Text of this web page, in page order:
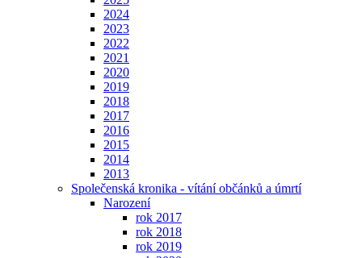
2024
2023
2022
2021
2020
2019
2018
2017
2016
2015
2014
2013
Společenská kronika - vítání občánků a úmrtí
Narození
rok 2017
rok 2018
rok 2019